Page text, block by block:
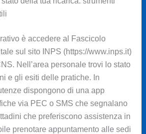
è accedere al Fascicolo
sul sito INPS (https://www.inps.it)
Nell’area personale trovi lo stato
e gli esiti delle pratiche. In
dispongono di una app
via PEC o SMS che segnalano
che preferiscono assistenza in
prenotare appuntamento alle sedi